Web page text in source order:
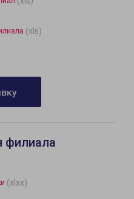
(xls)
филиала
(xlsx)